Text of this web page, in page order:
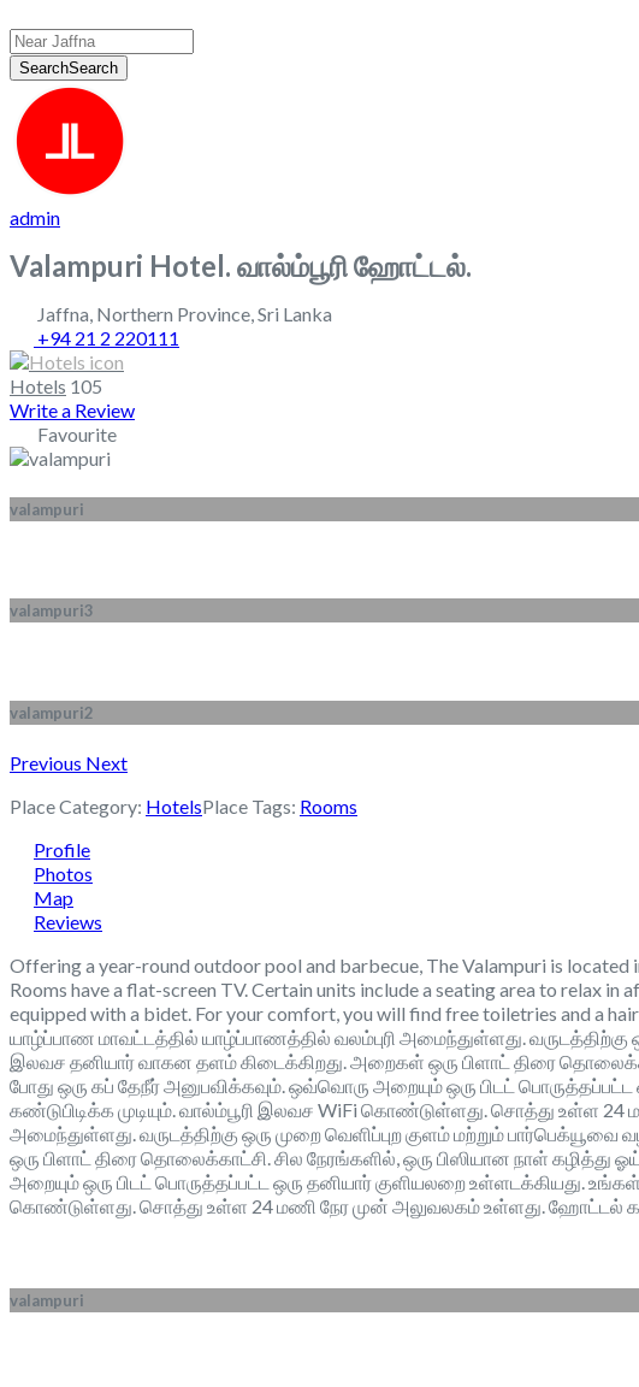
SearchSearch
admin
Valampuri Hotel. வால்ம்பூரி ஹோட்டல்.
Jaffna Northern Province Sri Lanka
+94 21 2 220111
Hotels 105
Write a Review
Favourite
valampuri
valampuri3
valampuri2
Previous Next
Place Category: HotelsPlace Tags: Rooms
Profile
Photos
Map
Reviews
Offering a year-round outdoor pool and barbecue, The Valampuri is
Rooms have a flat-screen TV. Certain units include a seating area to relax
equipped with a bidet. For your comfort, you will find free toiletries and a
யாழ்ப்பாண மாவட்டத்தில் யாழ்ப்பாணத்தில் வலம்புரி அமைந்துள்ளது.
இலவச தனியார் வாகன தளம் கிடைக்கிறது. அறைகள் ஒரு பிளாட் திரை
போது ஒரு கப் தேநீர் அனுபவிக்கவும். ஒவ்வொரு அறையும் ஒரு பிடட்
கண்டுபிடிக்க முடியும். வால்ம்பூரி இலவச WiFi கொண்டுள்ளது. சொத்து உள்ள
அமைந்துள்ளது. வருடத்திற்கு ஒரு முறை வெளிப்புற குளம் மற்றும்
ஒரு பிளாட் திரை தொலைக்காட்சி. சில நேரங்களில், ஒரு பிஸியான நாள்
அறையும் ஒரு பிடட் பொருத்தப்பட்ட ஒரு தனியார் குளியலறை உள்ளடக்கியது.
கொண்டுள்ளது. சொத்து உள்ள 24 மணி நேர முன் அலுவலகம் உள்ளது. ஹோட்டல்
valampuri